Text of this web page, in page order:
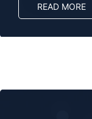
READ MORE